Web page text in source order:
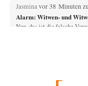
Jasminavor 38 Minuten
Alarm: Witwen- und
Nun, das ist die falsche